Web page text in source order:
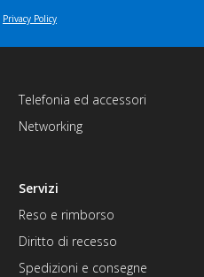
Privacy Policy
Telefonia ed accessori
Networking
Servizi
Reso e rimborso
Diritto di recesso
Spedizioni e consegne